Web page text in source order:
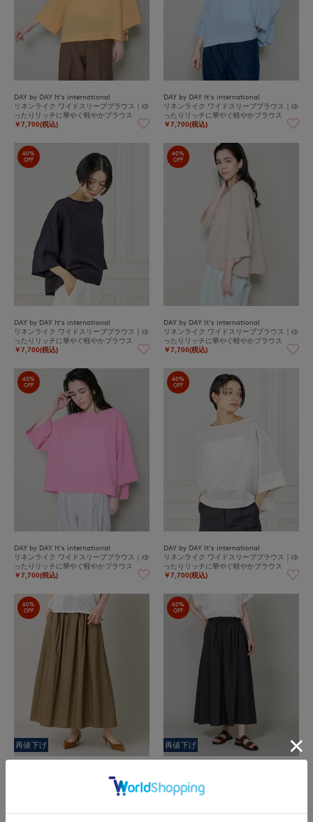
DAY by DAY It's international
リネンライク ワイドスリーブブラウス｜ゆ
ったりリッチに華やぐ軽やかブラウス
￥7,700(税込)
DAY by DAY It's international
リネンライク ワイドスリーブブラウス｜ゆ
ったりリッチに華やぐ軽やかブラウス
￥7,700(税込)
40%
OFF
DAY by DAY It's international
リネンライク ワイドスリーブブラウス｜ゆ
ったりリッチに華やぐ軽やかブラウス
￥7,700(税込)
40%
OFF
DAY by DAY It's international
リネンライク ワイドスリーブブラウス｜ゆ
ったりリッチに華やぐ軽やかブラウス
￥7,700(税込)
40%
OFF
DAY by DAY It's international
リネンライク ワイドスリーブブラウス｜ゆ
ったりリッチに華やぐ軽やかブラウス
￥7,700(税込)
40%
OFF
DAY by DAY It's international
リネンライク ワイドスリーブブラウス｜ゆ
ったりリッチに華やぐ軽やかブラウス
￥7,700(税込)
60%
OFF
再値下げ
60%
OFF
再値下げ
ギャザフレアースカート
￥7,040(税込)